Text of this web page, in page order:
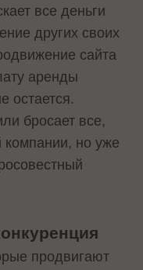
все деньги
других своих
сайта
аренды
остается.
бросает все,
компании, но уже
продвигают